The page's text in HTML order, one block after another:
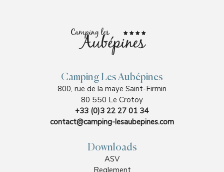
Camping Les Aubépines
800, rue de la maye Saint-Firmin
80 550 Le Crotoy
+33 (0)3 22 27 01 34
contact@camping-lesaubepines.com
Downloads
ASV